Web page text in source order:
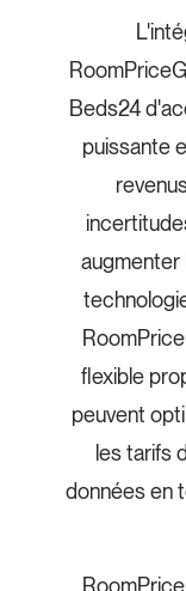
Beds24
puissante
augmenter
flexible
peuvent
les tarifs
données en